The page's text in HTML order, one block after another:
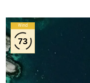
Wind
73